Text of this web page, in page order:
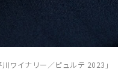
ワイナリー／ピュルテ 2023」